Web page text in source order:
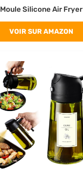
Moule Silicone Air Fryer
VOIR SUR AMAZON